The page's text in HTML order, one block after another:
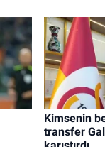
Kimsenin
transfer